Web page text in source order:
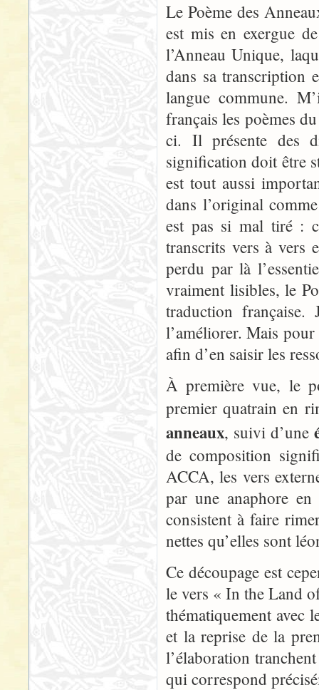
Le Poème des
est mis en exergue
l’Anneau Unique,
dans sa transcription
langue commune.
français les poèmes
ci. Il présente des
signification doit être
est tout aussi
dans l’original
est pas si mal tiré :
transcrits vers à vers
perdu par là
vraiment lisibles, le
traduction française.
l’améliorer. Mais
afin d’en saisir les
À première vue, le
premier quatrain en
anneaux, suivi d’une
de composition
ACCA, les vers
par une anaphore
consistent à faire
nettes qu’elles sont
Ce découpage est
le vers « In the Land
thématiquement avec
et la reprise de la
l’élaboration
qui correspond